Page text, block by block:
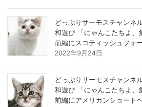
どっぷりサーモスチャンネ
和遊び 「にゃんこたちよ、
前編にスコティッシュフォ
2022年9月24日
どっぷりサーモスチャンネ
和遊び 「にゃんこたちよ、
前編にアメリカンショート